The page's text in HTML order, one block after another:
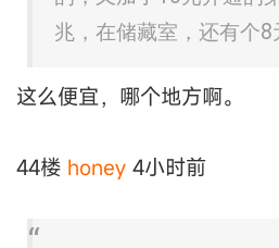
兆，在储藏室，还有个8
这么便宜，哪个地方啊。
44楼 honey 4小时前